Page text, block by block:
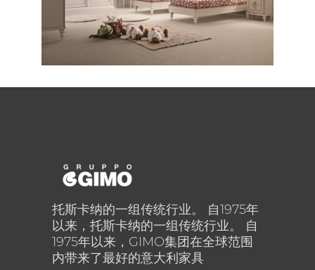
CLASSICO / CAMERETTE
Colibrì Comp. 12
托斯卡纳的一组传统行业。 自1975年
以来，托斯卡纳的一组传统行业。 自
1975年以来，GIMO集团在全球范围
内带来了最好的意大利家具